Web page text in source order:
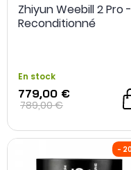
Zhiyun Weebill 2 Pro -
Reconditionné
En stock
779,00 €
789,00 €